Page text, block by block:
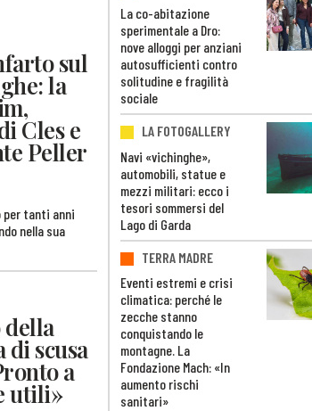
sul
la
Cles e
Peller
per tanti anni
nella sua
della
di scusa
a
utili»
La co-abitazione
sperimentale a Dro:
nove alloggi per anziani
autosufficienti contro
solitudine e fragilità
sociale
LA FOTOGALLERY
Navi «vichinghe»,
automobili, statue e
mezzi militari: ecco i
tesori sommersi del
Lago di Garda
TERRA MADRE
Eventi estremi e crisi
climatica: perché le
zecche stanno
conquistando le
montagne. La
Fondazione Mach: «In
aumento rischi
sanitari»